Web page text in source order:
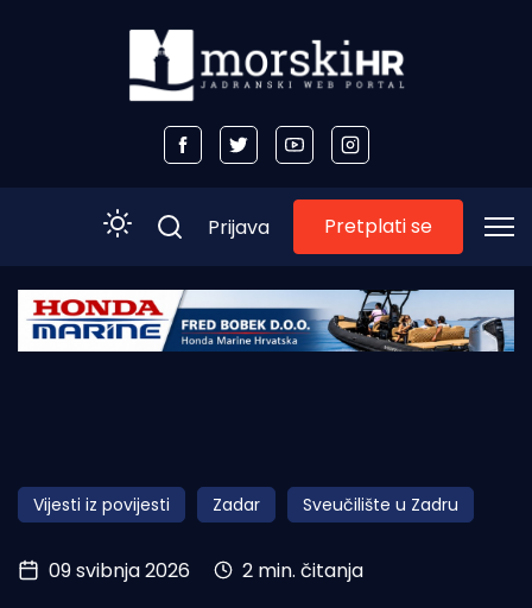
Početna
Obala
Otoci
Turizam i nautika
Prijava Pretplati se
Vijesti iz povijesti Zadar Sveučilište u Zadru
09 svibnja 2026 2 min. čitanja